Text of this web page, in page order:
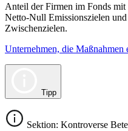
Anteil der Firmen im Fonds
Netto-Null Emissionszielen
Zwischenzielen.
Unternehmen, die
Tipp
Sektion: Kontroverse